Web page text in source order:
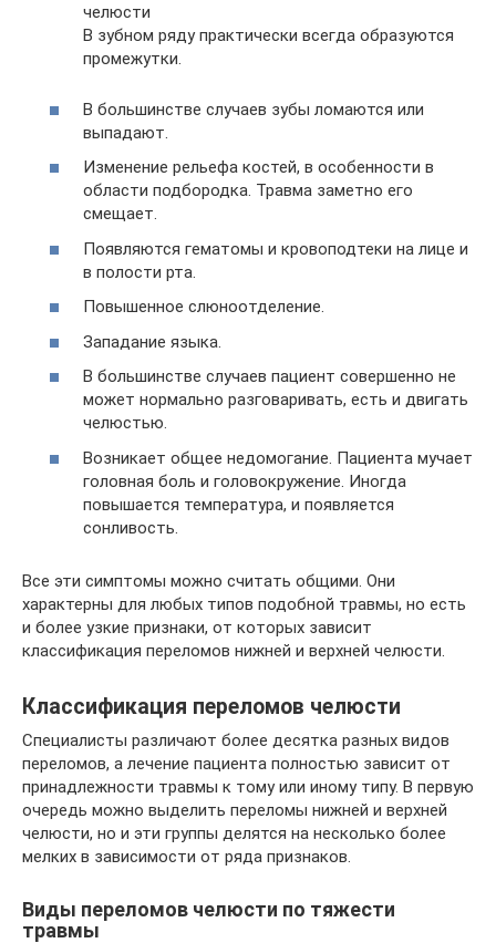
челюсти
В зубном ряду практически всегда образуются
промежутки.
В большинстве случаев зубы ломаются или
выпадают.
Изменение рельефа костей, в особенности в
области подбородка. Травма заметно его
смещает.
Появляются гематомы и кровоподтеки на лице и
в полости рта.
Повышенное слюноотделение.
Западание языка.
В большинстве случаев пациент совершенно не
может нормально разговаривать, есть и двигать
челюстью.
Возникает общее недомогание. Пациента мучает
головная боль и головокружение. Иногда
повышается температура, и появляется
сонливость.
Все эти симптомы можно считать общими. Они
характерны для любых типов подобной травмы, но есть
и более узкие признаки, от которых зависит
классификация переломов нижней и верхней челюсти.
Классификация переломов челюсти
Специалисты различают более десятка разных видов
переломов, а лечение пациента полностью зависит от
принадлежности травмы к тому или иному типу. В первую
очередь можно выделить переломы нижней и верхней
челюсти, но и эти группы делятся на несколько более
мелких в зависимости от ряда признаков.
Виды переломов челюсти по тяжести
травмы